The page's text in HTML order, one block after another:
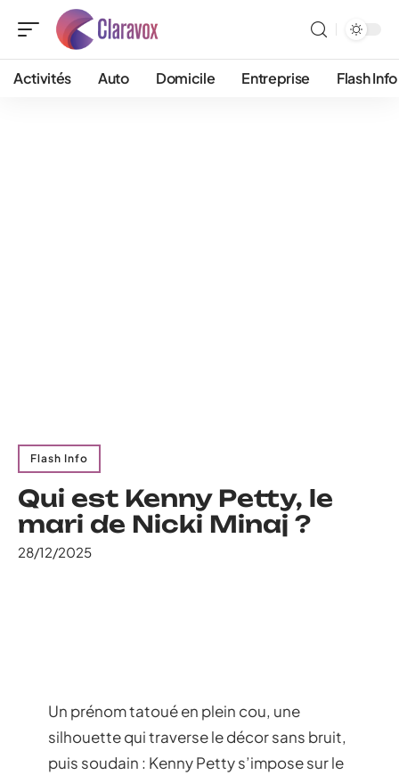
Activités Auto Domicile Entreprise Flash Info
Flash Info
Qui est Kenny Petty, le
mari de Nicki Minaj ?
28/12/2025
Un prénom tatoué en plein cou, une
silhouette qui traverse le décor sans bruit,
puis soudain : Kenny Petty s’impose sur le